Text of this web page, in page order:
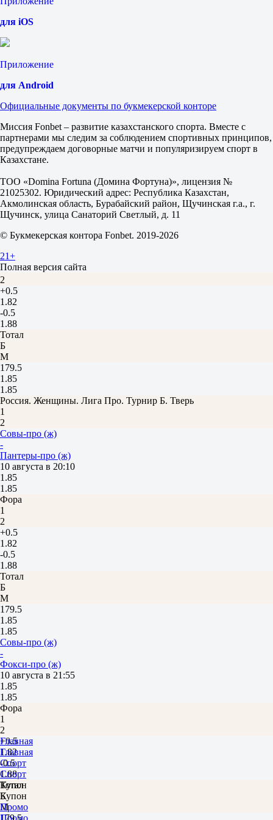
Сапфир-про (ж)
10 августа в 08:10
1.85
1.85
Фора
1
2
+0.5
1.82
-0.5
Тотал
Б
М
179.5
1.85
Малахит-про (ж)
-
Гранат-про (ж)
1.85
Фора
1
2
+0.5
1.82
-0.5
1.88
Тотал
Б
М
179.5
1.85
1.85
Россия. Женщины. Лига Про. Турнир Б. Тверь
1
2
Совы-про (ж)
-
Пантеры-про (ж)
10 августа в 20:10
1.85
1.85
Фора
1
2
+0.5
1.82
-0.5
1.88
Тотал
Б
М
179.5
1.85
1.85
Совы-про (ж)
-
Фокси-про (ж)
10 августа в 21:55
1.85
1.85
Фора
1
2
+0.5
1.82
-0.5
1.88
Тотал
Б
М
179.5
для iOS
Приложение
для Android
Официальные документы по букмекерской конторе
Миссия Fonbet – развитие казахстанского спорта. Вместе с
партнерами мы следим за соблюдением спортивных принципов,
предупреждаем договорные матчи и популяризируем спорт в
Казахстане.
ТОО «Domina Fortuna (Домина Фортуна)», лицензия №
21025302. Юридический адрес: Республика Казахстан,
Акмолинская область, Бурабайский район, Щучинская г.а., г.
Щучинск, улица Санаторий Светлый, д. 11
© Букмекерская контора Fonbet. 2019-2026
21+
Полная версия сайта
Главная
Главная
Спорт
Спорт
Купон
Купон
Промо
Промо